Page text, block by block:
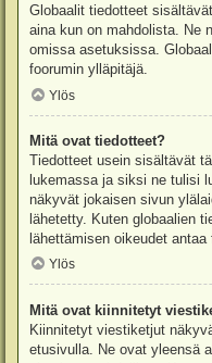
Globaalit tiedotteet
aina kun on mahdolista. Ne
omissa asetuksissa.
foorumin ylläpitäjä.
Ylös
Mitä ovat tiedotteet?
Tiedotteet usein sisältävät
lukemassa ja siksi ne tulisi
näkyvät jokaisen sivun
lähetetty. Kuten globaalien
lähettämisen oikeudet antaa
Ylös
Mitä ovat kiinnitetyt
Kiinnitetyt viestiketjut
etusivulla. Ne ovat yleensä